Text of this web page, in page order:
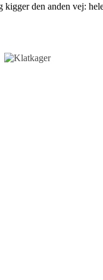
den anden vej: